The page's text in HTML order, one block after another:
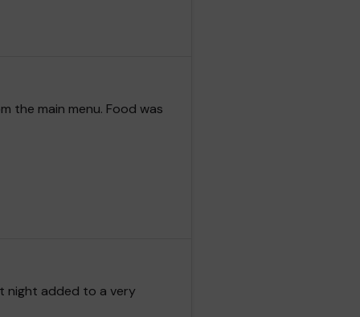
the main menu. Food was
night added to a very